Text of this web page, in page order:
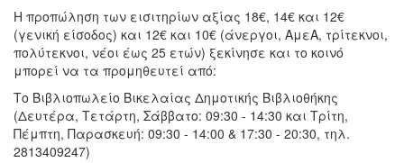
Η προπώληση των εισιτηρίων αξίας 18€, 14€ και 12€
(γενική είσοδος) και 12€ και 10€ (άνεργοι, ΑμεΑ, τρίτεκνοι,
πολύτεκνοι, νέοι έως 25 ετών) ξεκίνησε και το κοινό
μπορεί να τα προμηθευτεί από:
Το Βιβλιοπωλείο Βικελαίας Δημοτικής Βιβλιοθήκης
(Δευτέρα, Τετάρτη, Σάββατο: 09:30 - 14:30 και Τρίτη,
Πέμπτη, Παρασκευή: 09:30 - 14:00 & 17:30 - 20:30, τηλ.
2813409247)